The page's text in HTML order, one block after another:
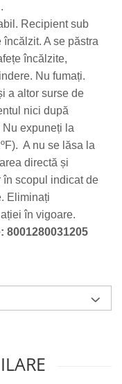
Recipient sub
A se păstra
încălzite,
Nu fumați.
a altor surse de
nici după
expuneți la
A nu se lăsa la
directă și
în scopul indicat de
Eliminați
în vigoare.
8001280031205